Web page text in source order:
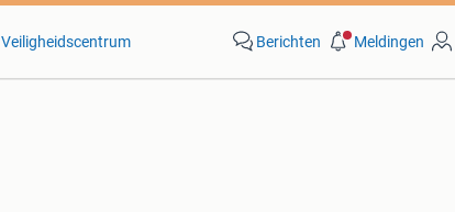
Veiligheidscentrum Berichten Meldingen